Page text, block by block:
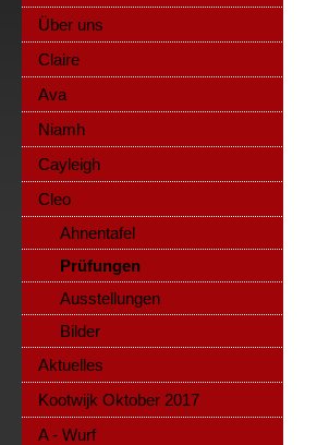
Über uns
Claire
Ava
Niamh
Cayleigh
Cleo
Ahnentafel
Prüfungen
Ausstellungen
Bilder
Aktuelles
Kootwijk Oktober 2017
A - Wurf